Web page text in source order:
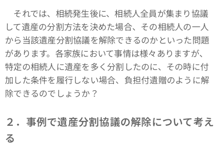
それでは、相続発生後に、相続人全員が集まり協議
して遺産の分割方法を決めた場合、その相続人の一人
から当該遺産分割協議を解除できるのかといった問題
があります。各家族において事情は様々ありますが、
特定の相続人に遺産を多く分割したのに、その時に付
加した条件を履行しない場合、負担付遺贈のように解
除できるのでしょうか？
２．事例で遺産分割協議の解除について考え
る